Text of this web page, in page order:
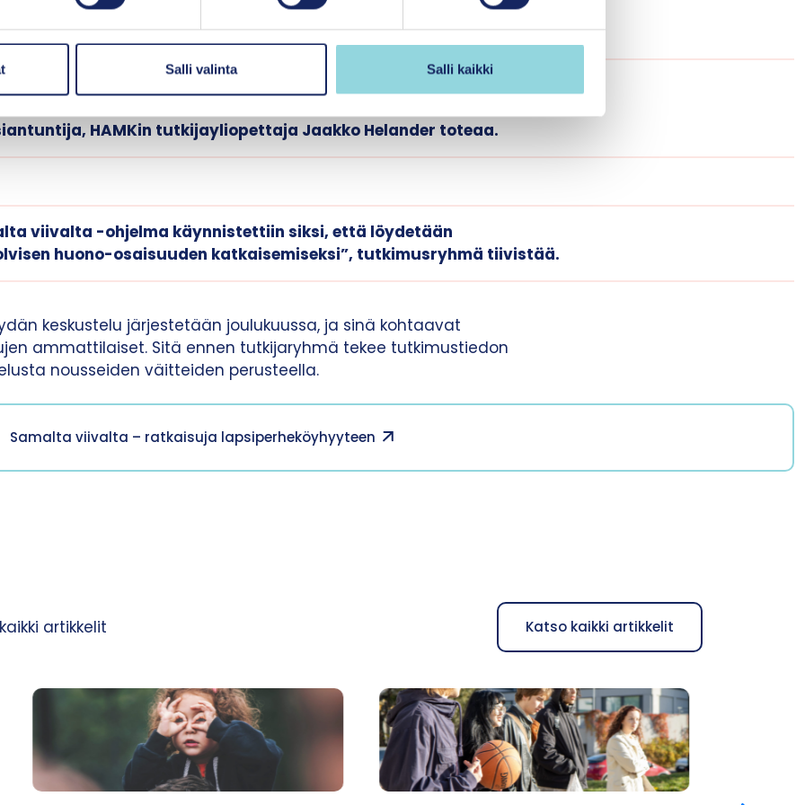
Salli valinta Salli kaikki
asemaa.
HAMKin tutkijayliopettaja Jaakko Helander toteaa.
viivalta -ohjelma käynnistettiin siksi, että löydetään
huono-osaisuuden katkaisemiseksi”, tutkimusryhmä tiivistää.
keskustelu järjestetään joulukuussa, ja sinä kohtaavat
ammattilaiset. Sitä ennen tutkijaryhmä tekee tutkimustiedon
nousseiden väitteiden perusteella.
Samalta viivalta – ratkaisuja lapsiperheköyhyyteen
artikkelit Katso kaikki artikkelit